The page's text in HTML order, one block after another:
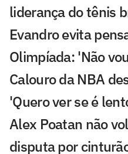
liderança do tênis
Evandro evita
Olimpíada: 'Não
Calouro da NBA
'Quero ver se é
Alex Poatan não
disputa por